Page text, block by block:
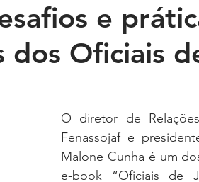
Justiça do Trabalho Justiça
e
dos Oficiais
O diretor de
Fenassojaf e
Malone Cunha é um
e-book “Oficiais de